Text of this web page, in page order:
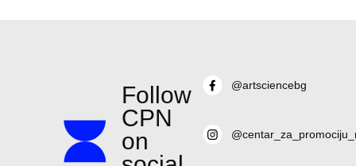
Follow
CPN
on
@artsciencebg